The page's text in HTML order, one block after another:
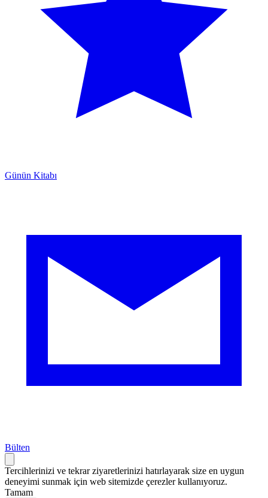
Günün Kitabı
Bülten
Tercihlerinizi ve tekrar ziyaretlerinizi hatırlayarak size en uygun
deneyimi sunmak için web sitemizde çerezler kullanıyoruz.
Tamam